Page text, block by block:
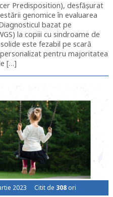
Predisposition), desfășurat
genomice în evaluarea
bazat pe
la copiii cu sindroame de
este fezabil pe scară
pentru majoritatea
[…]
2023 Citit de 308 ori